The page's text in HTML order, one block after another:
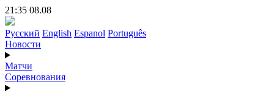
21:35 08.08
Русский English Espanol Português
Новости
Матчи
Соревнования